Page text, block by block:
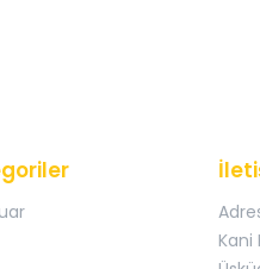
Kani